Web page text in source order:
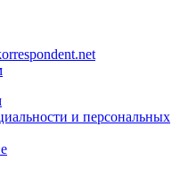
и персональных